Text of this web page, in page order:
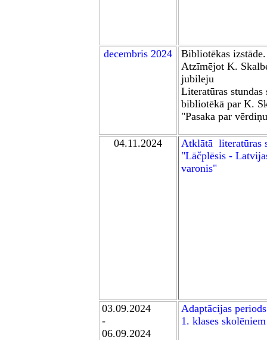
decembris 2024
Bibliotēkas izstāde.
Atzīmējot K.
jubileju
Literatūras stundas
bibliotēkā par K.
"Pasaka par
04.11.2024 Atklātā literatūras
"Lāčplēsis -
varonis"
03.09.2024
-
06.09.2024
Adaptācijas periods
1. klases skolēniem